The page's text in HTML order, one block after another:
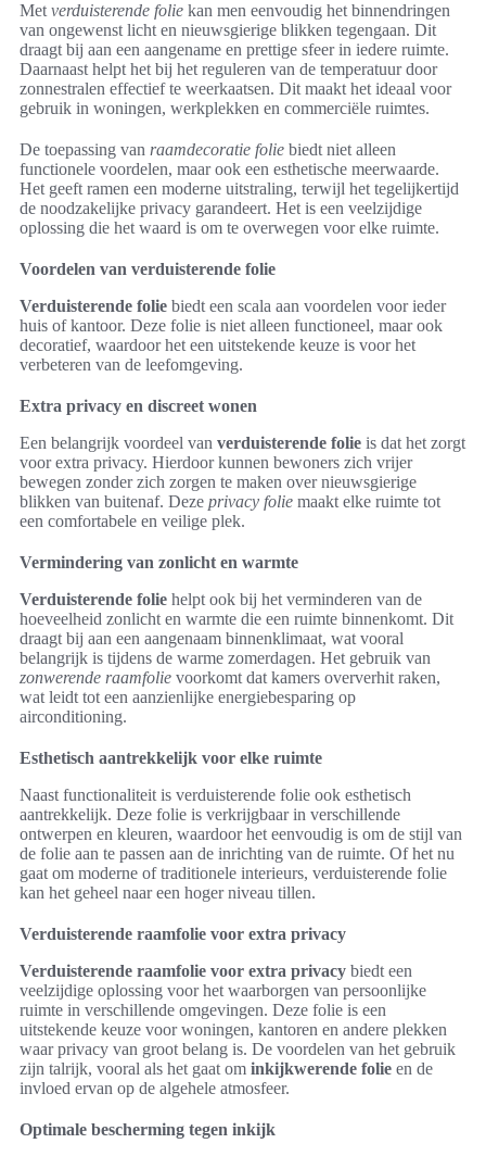
Met verduisterende folie kan men eenvoudig het binnendringen
van ongewenst licht en nieuwsgierige blikken tegengaan. Dit
draagt bij aan een aangename en prettige sfeer in iedere ruimte.
Daarnaast helpt het bij het reguleren van de temperatuur door
zonnestralen effectief te weerkaatsen. Dit maakt het ideaal voor
gebruik in woningen, werkplekken en commerciële ruimtes.
De toepassing van raamdecoratie folie biedt niet alleen
functionele voordelen, maar ook een esthetische meerwaarde.
Het geeft ramen een moderne uitstraling, terwijl het tegelijkertijd
de noodzakelijke privacy garandeert. Het is een veelzijdige
oplossing die het waard is om te overwegen voor elke ruimte.
Voordelen van verduisterende folie
Verduisterende folie biedt een scala aan voordelen voor ieder
huis of kantoor. Deze folie is niet alleen functioneel, maar ook
decoratief, waardoor het een uitstekende keuze is voor het
verbeteren van de leefomgeving.
Extra privacy en discreet wonen
Een belangrijk voordeel van verduisterende folie is dat het zorgt
voor extra privacy. Hierdoor kunnen bewoners zich vrijer
bewegen zonder zich zorgen te maken over nieuwsgierige
blikken van buitenaf. Deze privacy folie maakt elke ruimte tot
een comfortabele en veilige plek.
Vermindering van zonlicht en warmte
Verduisterende folie helpt ook bij het verminderen van de
hoeveelheid zonlicht en warmte die een ruimte binnenkomt. Dit
draagt bij aan een aangenaam binnenklimaat, wat vooral
belangrijk is tijdens de warme zomerdagen. Het gebruik van
zonwerende raamfolie voorkomt dat kamers oververhit raken,
wat leidt tot een aanzienlijke energiebesparing op
airconditioning.
Esthetisch aantrekkelijk voor elke ruimte
Naast functionaliteit is verduisterende folie ook esthetisch
aantrekkelijk. Deze folie is verkrijgbaar in verschillende
ontwerpen en kleuren, waardoor het eenvoudig is om de stijl van
de folie aan te passen aan de inrichting van de ruimte. Of het nu
gaat om moderne of traditionele interieurs, verduisterende folie
kan het geheel naar een hoger niveau tillen.
Verduisterende raamfolie voor extra privacy
Verduisterende raamfolie voor extra privacy biedt een
veelzijdige oplossing voor het waarborgen van persoonlijke
ruimte in verschillende omgevingen. Deze folie is een
uitstekende keuze voor woningen, kantoren en andere plekken
waar privacy van groot belang is. De voordelen van het gebruik
zijn talrijk, vooral als het gaat om inkijkwerende folie en de
invloed ervan op de algehele atmosfeer.
Optimale bescherming tegen inkijk